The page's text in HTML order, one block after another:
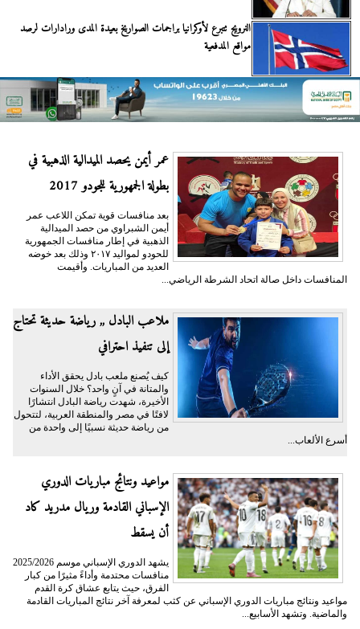
النرويج تتبرع لأوكرانيا براجمات الصواريخ بعيدة المدى ورادارات لرصد
مواقع المدفعية
عمر أيمن يحصد الميدالية الذهبية في
بطولة الجمهورية للجودو 2017
بعد منافسات قوية تمكن اللاعب عمر
أيمن الشبراوي من حصد الميدالية
الذهبية في إطار منافسات الجمهورية
للحودو لمواليد ٢٠١٧ وذلك بعد خوضه
العديد من المباريات. وأقيمت
المنافسات داخل صالة اتحاد الشرطة الرياضي...
ملاعب البادل ,, رياضة حديثة تحتاج
إلى تنفيذ احترافي
كيف يُصنع ملعب بادل يحقق الأداء
والمتانة في آنٍ واحد؟ خلال السنوات
الأخيرة، شهدت رياضة البادل انتشارًا
لافتًا في مصر والمنطقة العربية، لتتحول
من رياضة حديثة نسبيًا إلى واحدة من
أسرع الألعاب...
مواعيد ونتائج مباريات الدوري
الإسباني القادمة وريال مدريد كاد
أن يسقط
يشهد الدوري الإسباني موسم 2025/2026
منافسات محتدمة وأداءً مثيرًا من كبار
الفرق، حيث يتابع عشاق كرة القدم
مواعيد ونتائج مباريات الدوري الإسباني عن كثب لمعرفة آخر نتائج المباريات القادمة
والماضية. وتشهد الأسابيع...